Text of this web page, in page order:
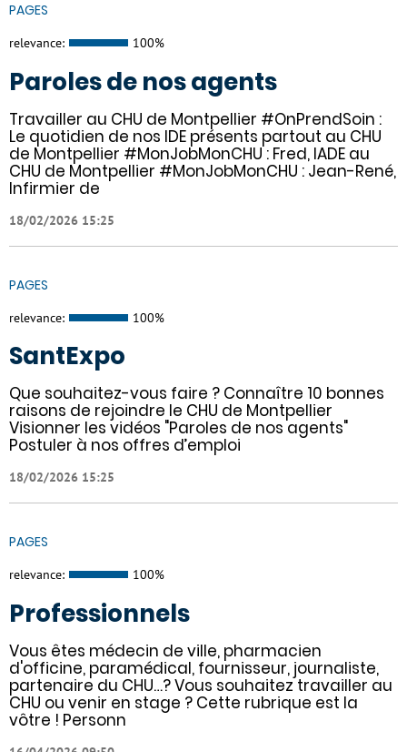
PAGES
relevance: 100%
Paroles de nos agents
Travailler au CHU de Montpellier #OnPrendSoin :
Le quotidien de nos IDE présents partout au CHU
de Montpellier #MonJobMonCHU : Fred, IADE au
CHU de Montpellier #MonJobMonCHU : Jean-René,
Infirmier de
18/02/2026 15:25
PAGES
relevance: 100%
SantExpo
Que souhaitez-vous faire ? Connaître 10 bonnes
raisons de rejoindre le CHU de Montpellier
Visionner les vidéos "Paroles de nos agents"
Postuler à nos offres d’emploi
18/02/2026 15:25
PAGES
relevance: 100%
Professionnels
Vous êtes médecin de ville, pharmacien
d'officine, paramédical, fournisseur, journaliste,
partenaire du CHU…? Vous souhaitez travailler au
CHU ou venir en stage ? Cette rubrique est la
vôtre ! Personn